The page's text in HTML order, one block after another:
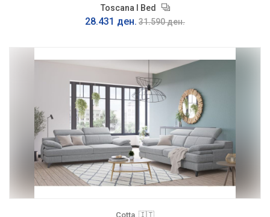
Toscana I Bed
28.431 ден. 31.590 ден.
Cotta, 🇮🇹